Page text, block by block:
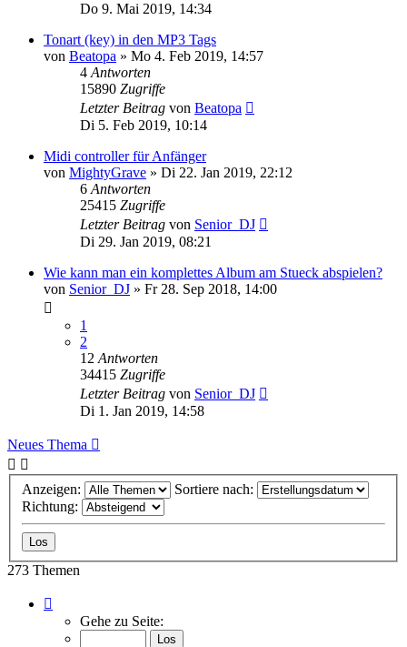
Do 9. Mai 2019, 14:34
Tonart (key) in den MP3 Tags
von Beatopa » Mo 4. Feb 2019, 14:57
4 Antworten
15890 Zugriffe
Letzter Beitrag von Beatopa
Di 5. Feb 2019, 10:14
Midi controller für Anfänger
von MightyGrave » Di 22. Jan 2019, 22:12
6 Antworten
25415 Zugriffe
Letzter Beitrag von Senior_DJ
Di 29. Jan 2019, 08:21
Wie kann man ein komplettes Album am Stueck abspielen?
von Senior_DJ » Fr 28. Sep 2018, 14:00
1
2
12 Antworten
34415 Zugriffe
Letzter Beitrag von Senior_DJ
Di 1. Jan 2019, 14:58
Neues Thema
Anzeigen:
Sortiere nach:
Richtung:
273 Themen
von
Gehe zu Seite: